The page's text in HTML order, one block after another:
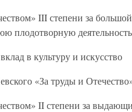
III степени за
плодотворную деятельность
в культуру и искусство
«За труды и
II степени за